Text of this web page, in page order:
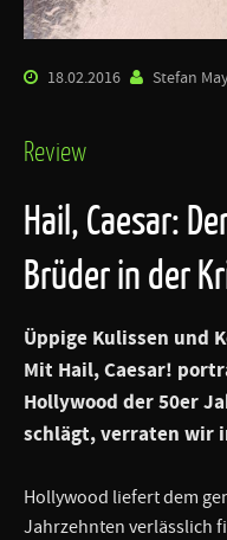
18.02.2016 Stefan
Review
Hail, Caesar:
Brüder in der
Üppige Kulissen und
Mit Hail, Caesar!
Hollywood der 50er
schlägt, verraten wir
Hollywood liefert dem
Jahrzehnten verlässlich